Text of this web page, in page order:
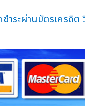
ชำระผ่านบัตรเครดิ